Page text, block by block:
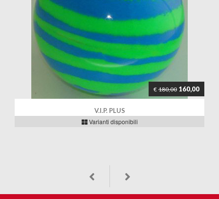
€ 180,00 160,00
V.I.P. PLUS
Varianti disponibili